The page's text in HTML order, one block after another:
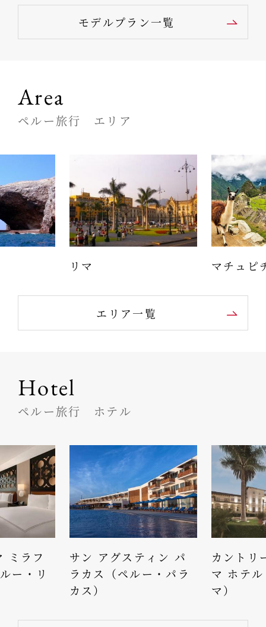
モデルプラン一覧
Area
ペルー旅行 エリア
リマ マチュピ
エリア一覧
Hotel
ペルー旅行 ホテル
ミラフ
ー・リ
サン アグスティン パ
ラカス（ペルー・パラ
カス）
カントリ
マ ホテ
マ）